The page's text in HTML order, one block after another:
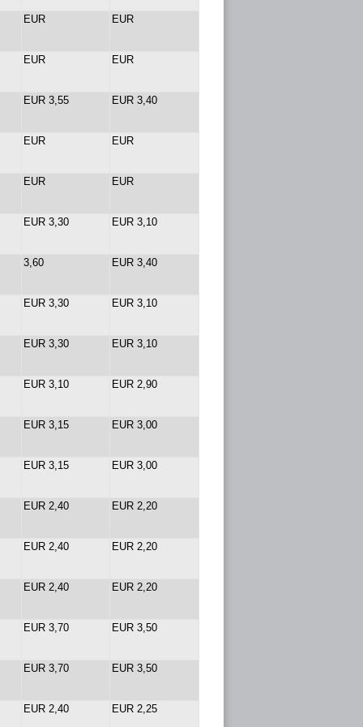
EUR EUR
EUR EUR
EUR 3,55 EUR 3,40
EUR EUR
EUR EUR
EUR 3,30 EUR 3,10
3,60 EUR 3,40
EUR 3,30 EUR 3,10
EUR 3,30 EUR 3,10
EUR 3,10 EUR 2,90
EUR 3,15 EUR 3,00
EUR 3,15 EUR 3,00
EUR 2,40 EUR 2,20
EUR 2,40 EUR 2,20
EUR 2,40 EUR 2,20
EUR 3,70 EUR 3,50
EUR 3,70 EUR 3,50
EUR 2,40 EUR 2,25